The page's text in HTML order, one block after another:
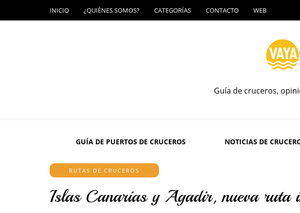
INICIO ¿QUIÉNES SOMOS? CATEGORÍAS CONTACTO WEB
Guía de cruceros,
GUÍA DE PUERTOS DE CRUCEROS NOTICIAS DE
RUTAS DE CRUCEROS
Islas Canarias y Agadir, nueva ruta